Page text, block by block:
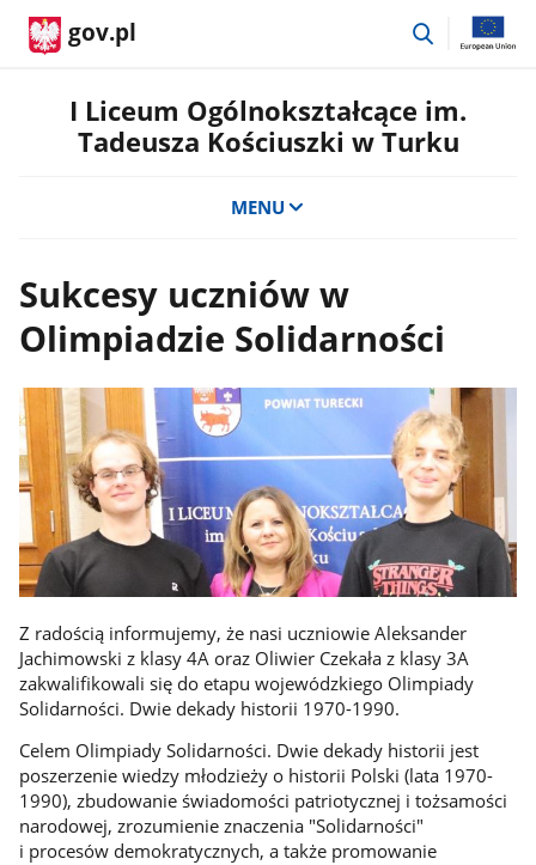
gov.pl
przejdź
I Liceum Ogólnokształcące im.
Tadeusza Kościuszki w Turku
MENU
Sukcesy uczniów w
Olimpiadzie Solidarności
Z radością informujemy, że nasi uczniowie Aleksander
Jachimowski z klasy 4A oraz Oliwier Czekała z klasy 3A
zakwalifikowali się do etapu wojewódzkiego Olimpiady
Solidarności. Dwie dekady historii 1970-1990.
Celem Olimpiady Solidarności. Dwie dekady historii jest
poszerzenie wiedzy młodzieży o historii Polski (lata 1970-
1990), zbudowanie świadomości patriotycznej i tożsamości
narodowej, zrozumienie znaczenia "Solidarności"
i procesów demokratycznych, a także promowanie